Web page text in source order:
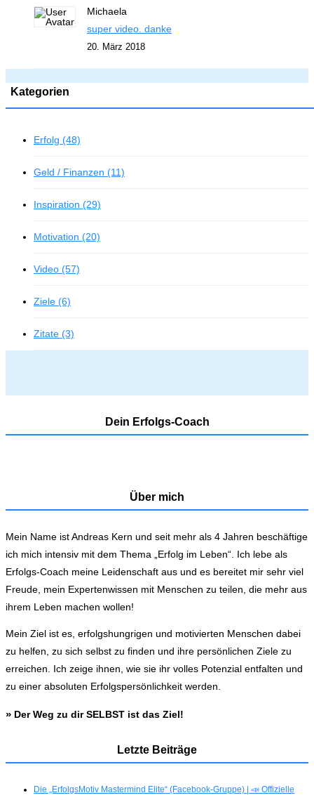
Michaela
super video. danke
20. März 2018
Kategorien
Erfolg (48)
Geld / Finanzen (11)
Inspiration (29)
Motivation (20)
Video (57)
Ziele (6)
Zitate (3)
Dein Erfolgs-Coach
Über mich
Mein Name ist Andreas Kern und seit mehr als 4 Jahren beschäftige
ich mich intensiv mit dem Thema „Erfolg im Leben“. Ich lebe als
Erfolgs-Coach meine Leidenschaft aus und es bereitet mir sehr viel
Freude, mein Expertenwissen mit Menschen zu teilen, die mehr aus
ihrem Leben machen wollen!
Mein Ziel ist es, erfolgshungrigen und motivierten Menschen dabei
zu helfen, zu sich selbst zu finden und ihre persönlichen Ziele zu
erreichen. Ich zeige ihnen, wie sie ihr volles Potenzial entfalten und
zu einer absoluten Erfolgspersönlichkeit werden.
» Der Weg zu dir SELBST ist das Ziel!
Letzte Beiträge
Die „ErfolgsMotiv Mastermind Elite“ (Facebook-Gruppe) | 📣 Offizielle